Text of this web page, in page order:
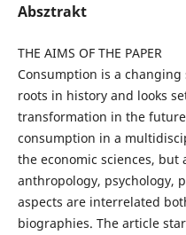
Absztrakt
THE AIMS OF THE PAPER
Consumption is a
roots in history and looks
transformation in the
consumption in a
the economic sciences, but
anthropology, psychology,
aspects are interrelated
biographies. The article